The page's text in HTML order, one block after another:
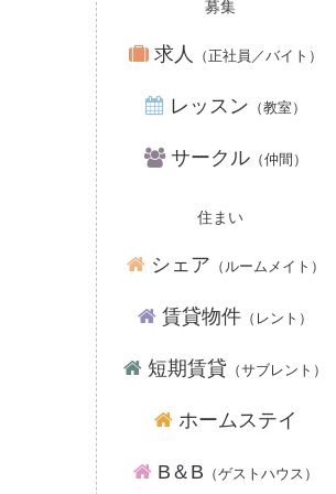
募集
求人 （正社員／バイト）
レッスン （教室）
サークル（仲間）
住まい
シェア （ルームメイト）
賃貸物件 （レント）
短期賃貸 （サブレント）
ホームステイ
B＆B （ゲストハウス）